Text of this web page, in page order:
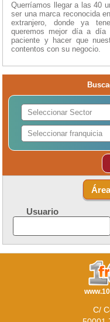
Querríamos llegar a las 40
ser una marca reconocida
extranjero, donde ya
queremos mejor día a día
paciente y hacer que
contentos con su negocio.
Usuario
C/